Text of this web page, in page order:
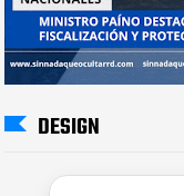
DESIGN